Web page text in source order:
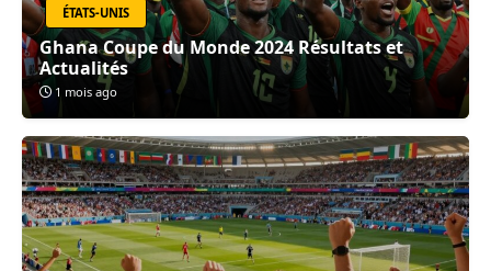
ÉTATS-UNIS
Ghana Coupe du Monde 2024 Résultats et
Actualités
1 mois ago